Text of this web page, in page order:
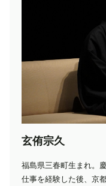
玄侑宗久
福島県三春町生まれ。
仕事を経験した後、京